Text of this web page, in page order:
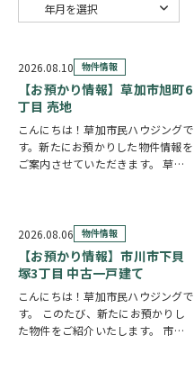
2026.08.10 物件情報
【お預かり情報】草加市旭町6
丁目 売地
こんにちは！草加市民ハウジングで
す。新たにお預かりした物件情報を
ご案内させていただきます。 草加
利用可能な立地。52坪超の広々と
した整形地…
2026.08.06 物件情報
【お預かり情報】市川市下貝
塚3丁目 中古一戸建て
こんにちは！草加市民ハウジングで
す。 このたび、新たにお預かりし
た物件をご紹介いたします。 市川